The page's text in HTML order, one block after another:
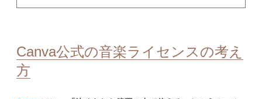
Canva公式の音楽ライセンスの考え
方